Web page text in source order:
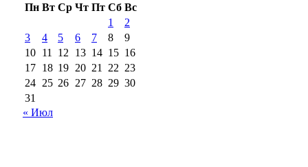
Пн Вт Ср Чт Пт Сб Вс
1
2
3
4 5 6 7 8
9
10 11 12 13 14 15 16
17 18 19 20 21 22 23
24 25 26 27 28 29 30
31
« Июл